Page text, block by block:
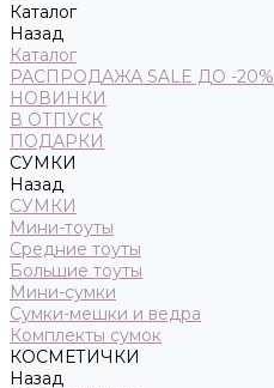
Каталог
Назад
Каталог
РАСПРОДАЖА SALE ДО -20%
НОВИНКИ
В ОТПУСК
ПОДАРКИ
СУМКИ
Назад
СУМКИ
Мини-тоуты
Средние тоуты
Большие тоуты
Мини-сумки
Сумки-мешки и ведра
Комплекты сумок
КОСМЕТИЧКИ
Назад